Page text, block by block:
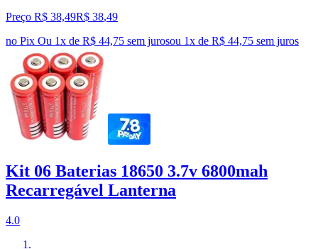
Preço R$ 38,49R$ 38,49
no Pix Ou 1x de R$ 44,75 sem jurosou 1x de R$ 44,75 sem juros
Kit 06 Baterias 18650 3.7v 6800mah
Recarregável Lanterna
4.0